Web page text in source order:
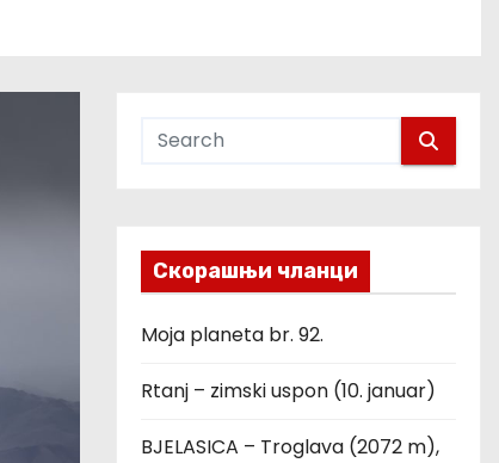
Скорашњи чланци
Moja planeta br. 92.
Rtanj – zimski uspon (10. januar)
BJELASICA – Troglava (2072 m),